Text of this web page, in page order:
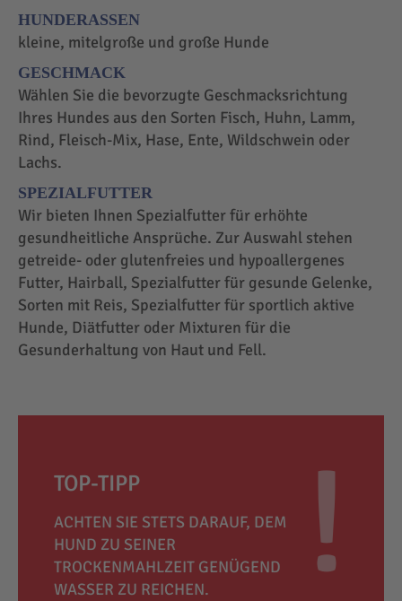
HUNDERASSEN
kleine, mitelgroße und große Hunde
GESCHMACK
Wählen Sie die bevorzugte Geschmacksrichtung
Ihres Hundes aus den Sorten Fisch, Huhn, Lamm,
Rind, Fleisch-Mix, Hase, Ente, Wildschwein oder
Lachs.
SPEZIALFUTTER
Wir bieten Ihnen Spezialfutter für erhöhte
gesundheitliche Ansprüche. Zur Auswahl stehen
getreide- oder glutenfreies und hypoallergenes
Futter, Hairball, Spezialfutter für gesunde Gelenke,
Sorten mit Reis, Spezialfutter für sportlich aktive
Hunde, Diätfutter oder Mixturen für die
Gesunderhaltung von Haut und Fell.
TOP-TIPP
ACHTEN SIE STETS DARAUF, DEM
HUND ZU SEINER
TROCKENMAHLZEIT GENÜGEND
WASSER ZU REICHEN.